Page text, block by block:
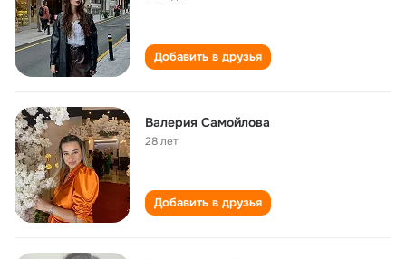
Добавить в друзья
Валерия Самойлова
28 лет
Добавить в друзья